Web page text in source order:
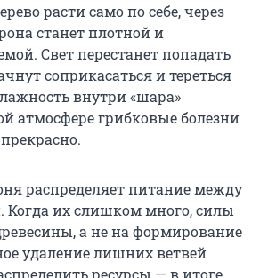
расти само по себе, через
станет плотной и
Свет перестанет попадать
соприкасаться и тереться
внутри «шара»
атмосфере грибковые болезни
распределяет питание между
Когда их слишком много, силы
а не на формирование
удаление лишних ветвей
ресурсы — в итоге